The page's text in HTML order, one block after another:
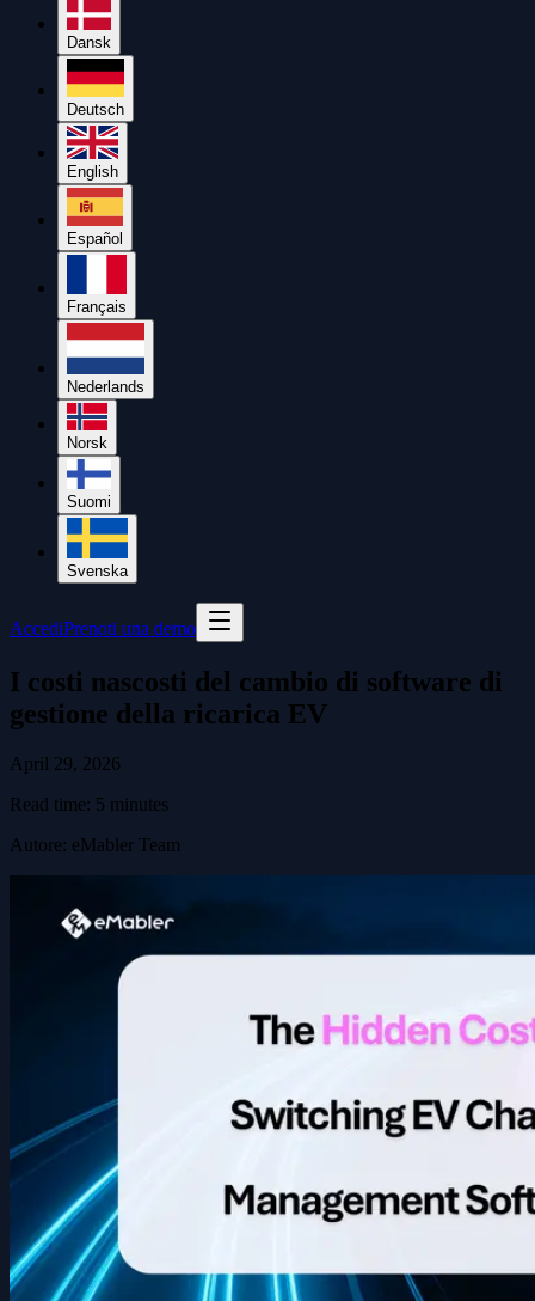
Dansk
Deutsch
English
Español
Français
Nederlands
Norsk
Suomi
Svenska
AccediPrenoti una demo
I costi nascosti del cambio di software di
gestione della ricarica EV
April 29, 2026
Read time: 5 minutes
Autore: eMabler Team